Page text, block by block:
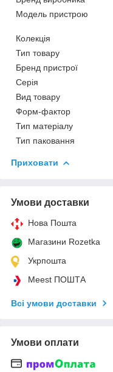
Модель пристрою
Колекція
Тип товару
Бренд пристрої
Серія
Вид товару
Форм-фактор
Тип матеріалу
Тип паковання
Приховати
Умови доставки
Нова Пошта
Магазини Rozetka
Укрпошта
Meest ПОШТА
Всі умови доставки
Умови оплати